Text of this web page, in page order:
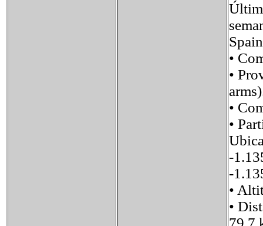
•
•
•
•
-
-
•
•
79,7